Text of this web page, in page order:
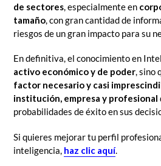
de sectores, especialmente en
tamaño, con gran cantidad de
riesgos de un gran impacto para su
En definitiva, el conocimiento en
activo económico y de poder, sino
factor necesario y casi
institución, empresa y profesional
probabilidades de éxito en sus
Si quieres mejorar tu perfil
inteligencia, haz clic aquí.